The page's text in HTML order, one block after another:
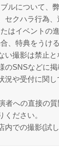
ルについて、
セクハラ行為
はイベントの
、特典をうけ
い撮影は禁止と
のSNSなどに
況や受付に関
への直接の質
ださい。
内での撮影(試